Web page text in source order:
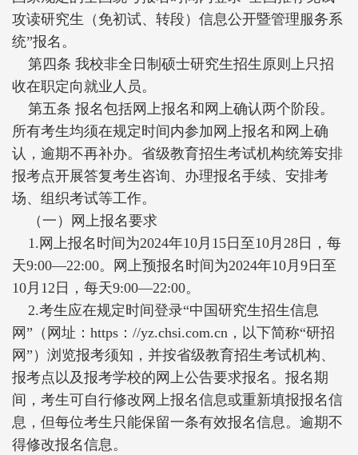
攻读研究生（免初试、转段）信息公开暨管理服务系
统”报名。
第四条 我校非全日制硕士研究生招生原则上只招
收在职定向就业人员。
第五条 报名包括网上报名和网上确认两个阶段。
所有考生均须在规定时间内参加网上报名和网上确
认，逾期不再补办。省级教育招生考试机构统筹安排
报考点开展答复考生咨询、办理报名手续、安排考
场、组织考试等工作。
（一）网上报名要求
1.网上报名时间为2024年10月15日至10月28日，每
天9:00—22:00。网上预报名时间为2024年10月9日至
10月12日，每天9:00—22:00。
2.考生应在规定时间登录“中国研究生招生信息
网”（网址：https：//yz.chsi.com.cn，以下简称“研招
网”）浏览报考须知，并按省级教育招生考试机构、
报考点以及报考学校的网上公告要求报名。报名期
间，考生可自行修改网上报名信息或重新填报报名信
息，但每位考生只能保留一条有效报名信息。逾期不
得修改报名信息。